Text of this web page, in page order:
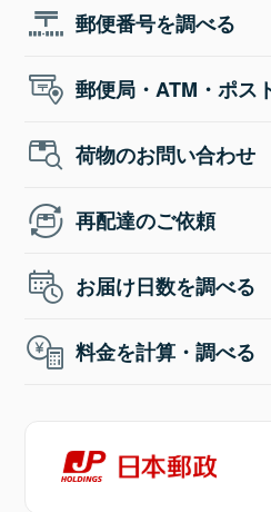
郵便番号を調べる
郵便局・ATM・ポス
荷物のお問い合わせ
再配達のご依頼
お届け日数を調べる
料金を計算・調べる